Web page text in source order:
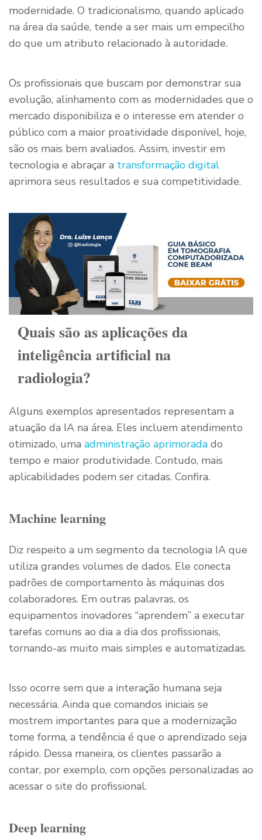
modernidade. O tradicionalismo, quando aplicado
na área da saúde, tende a ser mais um empecilho
do que um atributo relacionado à autoridade.
Os profissionais que buscam por demonstrar sua
evolução, alinhamento com as modernidades que o
mercado disponibiliza e o interesse em atender o
público com a maior proatividade disponível, hoje,
são os mais bem avaliados. Assim, investir em
tecnologia e abraçar a transformação digital
aprimora seus resultados e sua competitividade.
Quais são as aplicações da
inteligência artificial na
radiologia?
Alguns exemplos apresentados representam a
atuação da IA na área. Eles incluem atendimento
otimizado, uma administração aprimorada do
tempo e maior produtividade. Contudo, mais
aplicabilidades podem ser citadas. Confira.
Machine learning
Diz respeito a um segmento da tecnologia IA que
utiliza grandes volumes de dados. Ele conecta
padrões de comportamento às máquinas dos
colaboradores. Em outras palavras, os
equipamentos inovadores “aprendem” a executar
tarefas comuns ao dia a dia dos profissionais,
tornando-as muito mais simples e automatizadas.
Isso ocorre sem que a interação humana seja
necessária. Ainda que comandos iniciais se
mostrem importantes para que a modernização
tome forma, a tendência é que o aprendizado seja
rápido. Dessa maneira, os clientes passarão a
contar, por exemplo, com opções personalizadas ao
acessar o site do profissional.
Deep learning